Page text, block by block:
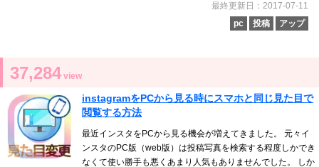
最終更新日：2017-07-11
pc
投稿 アップ
37,284 view
instagramをPCから見る時にスマホと同じ見た目で
閲覧する方法
最近インスタをPCから見る機会が増えてきました。 元々イ
ンスタのPC版（web版）は投稿写真を検索する程度しかでき
なくて使い勝手も悪くあまり人気もありませんでした。 しか